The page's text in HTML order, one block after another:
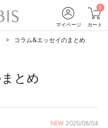
マイページ
0
カート
コラム&エッセイのまとめ
とめ
NEW 2026/08/04